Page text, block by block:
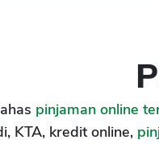
pinjaman online
KTA, kredit online,